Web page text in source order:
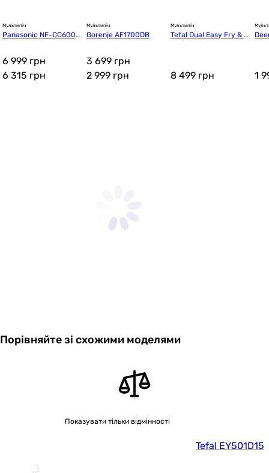
Мультипіч
Panasonic NF-CC600A
6 999 грн
6 315 грн
Мультипіч
Gorenje AF1700DB
3 699 грн
2 999 грн
Мультипіч
Tefal Dual Easy Fry & G
8 499 грн 1
Порівняйте зі схожими моделями
Показувати тільки відмінності
Tefal EY501D15